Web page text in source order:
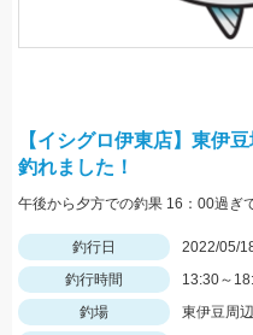
【イシグロ伊東店】東伊
釣れました！
午後から夕方での釣果 16：00過ぎ
釣行日
2022/05/
釣行時間
13:30～
釣場
東伊豆周辺